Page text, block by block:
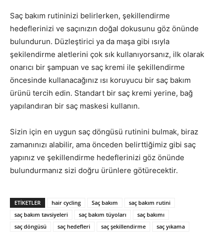
Saç bakım rutininizi belirlerken, şekillendirme
hedeflerinizi ve saçınızın doğal dokusunu göz önünde
bulundurun. Düzleştirici ya da maşa gibi ısıyla
şekilendirme aletlerini çok sık kullanıyorsanız, ilk olarak
onarıcı bir şampuan ve saç kremi ile şekillendirme
öncesinde kullanacağınız ısı koruyucu bir saç bakım
ürünü tercih edin. Standart bir saç kremi yerine, bağ
yapılandıran bir saç maskesi kullanın.
Sizin için en uygun saç döngüsü rutinini bulmak, biraz
zamanınızı alabilir, ama önceden belirttiğimiz gibi saç
yapınız ve şekillendirme hedeflerinizi göz önünde
bulundurmanız sizi doğru ürünlere götürecektir.
ETIKETLER hair cycling Saç bakım
saç bakım rutini
saç bakım tavsiyeleri
saç bakım tüyoları
saç bakımı
saç döngüsü
saç hedefleri saç şekillendirme saç yıkama